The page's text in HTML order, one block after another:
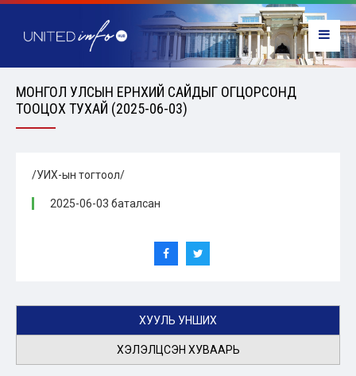
МОНГОЛ УЛСЫН ЕРӨНХИЙ САЙДЫГ ОГЦОРСОНД
ТООЦОХ ТУХАЙ (2025-06-03)
/УИХ-ын тогтоол/
2025-06-03 баталсан
ХУУЛЬ УНШИХ
ХЭЛЭЛЦСЭН ХУВААРЬ